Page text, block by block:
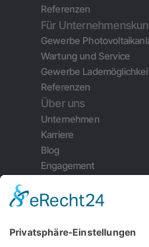
Referenzen
Für
Gewerbe
Wartung und Service
Gewerbe
Referenzen
Über uns
Unternehmen
Karriere
Blog
Engagement
Kontakt
Datenschutz